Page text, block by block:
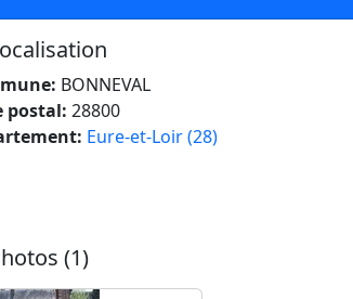
BONNEVAL
postal: 28800
Eure-et-Loir (28)
(1)